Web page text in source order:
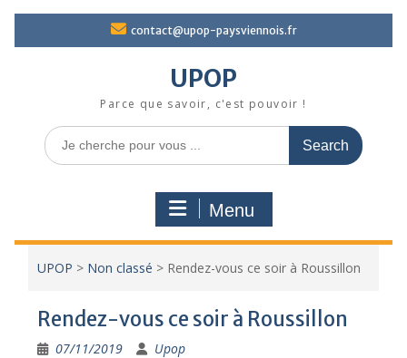
contact@upop-paysviennois.fr
UPOP
Parce que savoir, c'est pouvoir !
Search
for:
Menu
UPOP > Non classé > Rendez-vous ce soir à Roussillon
Rendez-vous ce soir à Roussillon
07/11/2019 Upop